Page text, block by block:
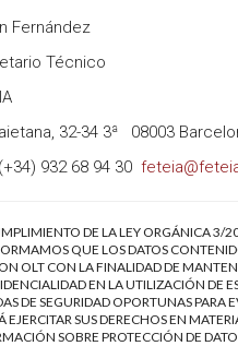
Fernández
Técnico
32-34 3ª 08003
932 68 94 30
DE LA LEY ORGÁNICA 3/
QUE LOS DATOS
OLT CON LA FINALIDAD DE
EN LA UTILIZACIÓN DE
DE SEGURIDAD OPORTUNAS PARA
EJERCITAR SUS DERECHOS EN
SOBRE PROTECCIÓN DE